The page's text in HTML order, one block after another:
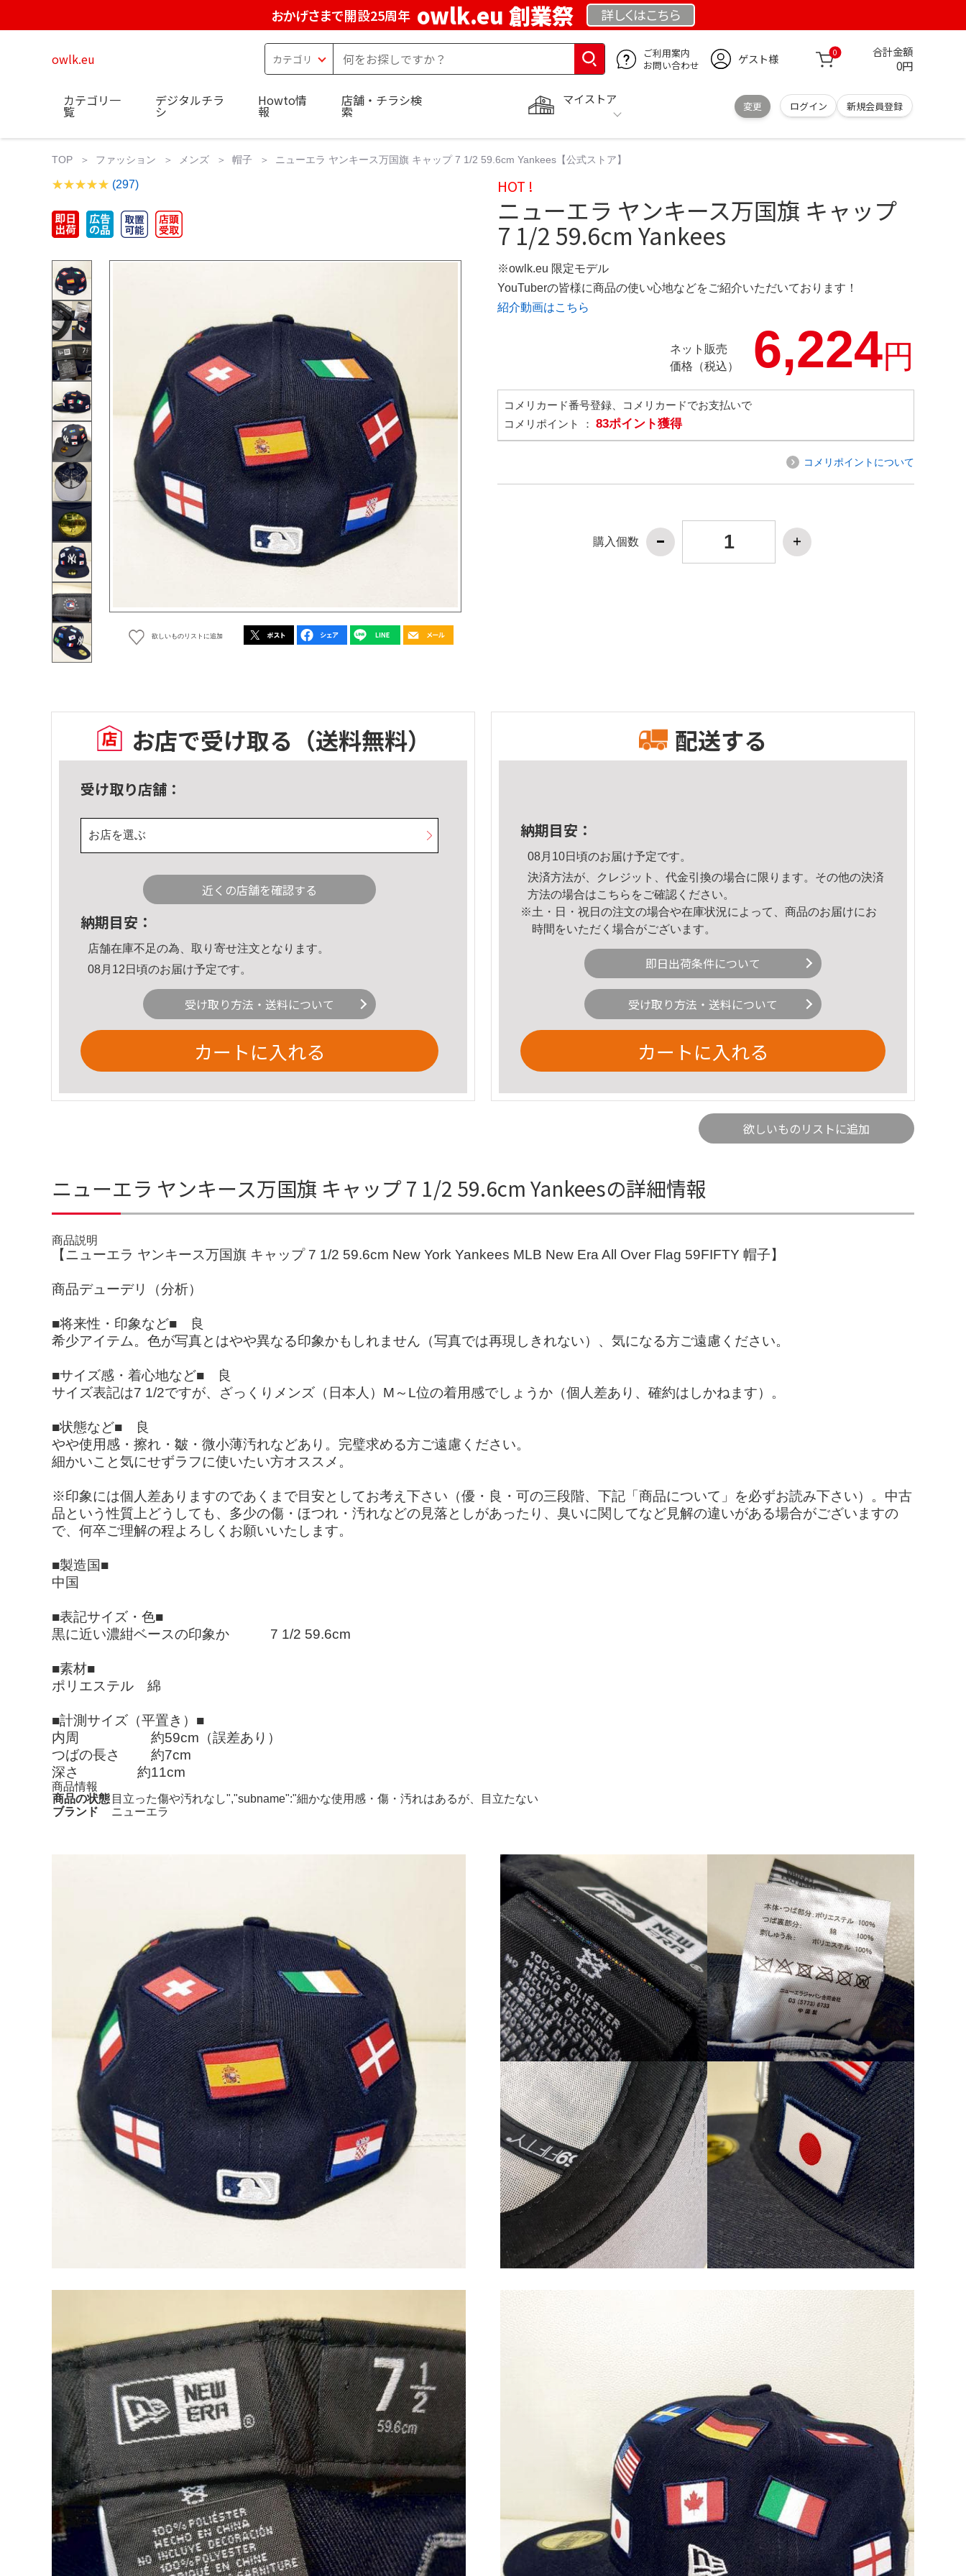
おかげさまで開設25周年 owlk.eu 創業祭 詳しくはこちら
owlk.eu
ご利用案内
お問い合わせ
ゲスト様 0 合計金額
0円
マイストア
変更 ログイン 新規会員登録
カテゴリ一
覧
デジタルチラ
シ
Howto情
報
店舗・チラシ検
索
TOP ファッション メンズ 帽子 ニューエラ ヤンキース万国旗 キャップ 7 1/2 59.6cm Yankees【公式ストア】
(297)
欲しいものリストに追加
HOT !
ニューエラ ヤンキース万国旗 キャップ
7 1/2 59.6cm Yankees
※owlk.eu 限定モデル
YouTuberの皆様に商品の使い心地などをご紹介いただいております！
紹介動画はこちら
ネット販売
価格（税込）
6,224円
コメリカード番号登録、コメリカードでお支払いで
コメリポイント ： 83ポイント獲得
コメリポイントについて
購入個数
お店で受け取る （送料無料）
受け取り店舗：
お店を選ぶ
近くの店舗を確認する
納期目安：
店舗在庫不足の為、取り寄せ注文となります。
08月12日頃のお届け予定です。
受け取り方法・送料について
カートに入れる
配送する
納期目安：
08月10日頃のお届け予定です。
決済方法が、クレジット、代金引換の場合に限ります。その他の決済
方法の場合はこちら をご確認ください。
※土・日・祝日の注文の場合や在庫状況によって、商品のお届けにお
時間をいただく場合がございます。
即日出荷条件について
受け取り方法・送料について
カートに入れる
欲しいものリストに追加
ニューエラ ヤンキース万国旗 キャップ 7 1/2 59.6cm Yankeesの詳細情報
商品説明
【ニューエラ ヤンキース万国旗 キャップ 7 1/2 59.6cm New York Yankees MLB New Era All Over Flag 59FIFTY 帽子】
商品デューデリ（分析）
■将来性・印象など■ 良
希少アイテム。色が写真とはやや異なる印象かもしれません（写真では再現しきれない）、気になる方ご遠慮ください。
■サイズ感・着心地など■ 良
サイズ表記は7 1/2ですが、ざっくりメンズ（日本人）M～L位の着用感でしょうか（個人差あり、確約はしかねます）。
■状態など■ 良
やや使用感・擦れ・皺・微小薄汚れなどあり。完璧求める方ご遠慮ください。
細かいこと気にせずラフに使いたい方オススメ。
※印象には個人差ありますのであくまで目安としてお考え下さい（優・良・可の三段階、下記「商品について」を必ずお読み下さい）。中古
品という性質上どうしても、多少の傷・ほつれ・汚れなどの見落としがあったり、臭いに関してなど見解の違いがある場合がございますの
で、何卒ご理解の程よろしくお願いいたします。
■製造国■
中国
■表記サイズ・色■
黒に近い濃紺ベースの印象か 7 1/2 59.6cm
■素材■
ポリエステル 綿
■計測サイズ（平置き）■
内周 約59cm（誤差あり）
つばの長さ 約7cm
深さ 約11cm
商品情報
商品の状態 目立った傷や汚れなし","subname":"細かな使用感・傷・汚れはあるが、目立たない
ブランド
ニューエラ